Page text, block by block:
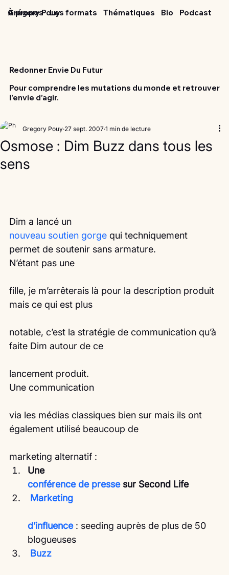
Grégory Pouy
À propos Les formats Thématiques Podcast
Bio
Redonner Envie Du Futur
Pour comprendre les mutations du monde et retrouver
l'envie d’agir.
Osmose : Dim Buzz dans tous les
sens
Gregory Pouy 27 sept. 2007 1 min de lecture
Dim a lancé un
nouveau soutien gorge qui techniquement
permet de soutenir sans armature.
N’étant pas une
fille, je m’arrêterais là pour la description produit
mais ce qui est plus
notable, c’est la stratégie de communication qu’à
faite Dim autour de ce
lancement produit.
Une communication
via les médias classiques bien sur mais ils ont
également utilisé beaucoup de
marketing alternatif :
Une
conférence de presse sur Second Life
Marketing
d’influence : seeding auprès de plus de 50
blogueuses
Buzz